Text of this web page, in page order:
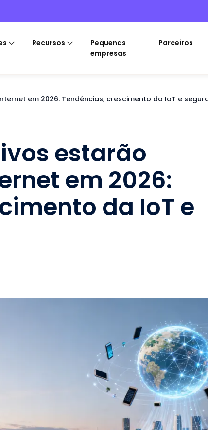
Recursos
Pequenas
empresas
Parceiros
em 2026: Tendências, crescimento da IoT e
estarão
em 2026:
da IoT e